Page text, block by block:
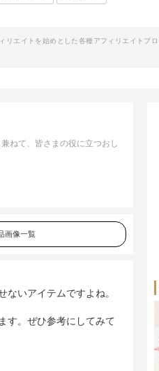
エイトを始めとした各種アフィリエイトプ
ねて、皆さまの役に立つおし
画像一覧
いアイテムですよね。
す。ぜひ参考にしてみて